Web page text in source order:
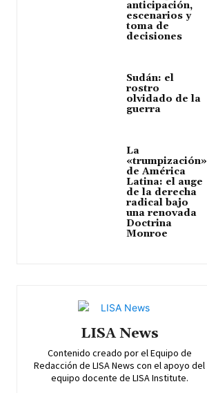
anticipación,
escenarios y
toma de
decisiones
Sudán: el
rostro
olvidado de la
guerra
La
«trumpización»
de América
Latina: el auge
de la derecha
radical bajo
una renovada
Doctrina
Monroe
LISA News
Contenido creado por el Equipo de
Redacción de LISA News con el apoyo del
equipo docente de LISA Institute.